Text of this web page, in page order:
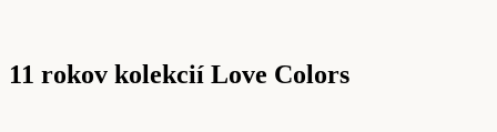
11 rokov kolekcií Love Colors